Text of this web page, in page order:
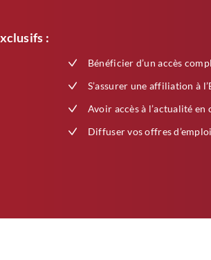
:
Bénéficier d’un accès
S’assurer une affiliation à
Avoir accès à l’actualité en
Diffuser vos offres d’emploi